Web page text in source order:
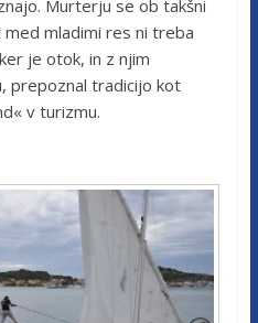
Murterju se ob takšni
mladimi res ni treba
je otok, in z njim
prepoznal tradicijo kot
v turizmu.